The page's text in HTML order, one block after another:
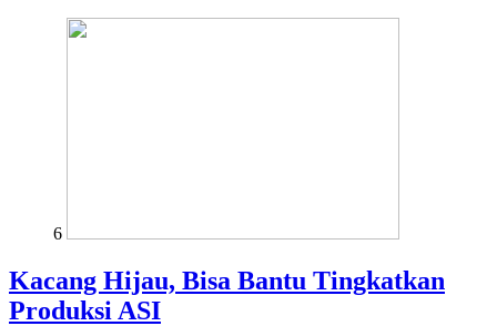
6
Kacang Hijau, Bisa Bantu Tingkatkan
Produksi ASI